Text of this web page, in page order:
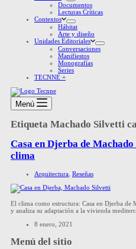
Documentos
Lecturas Críticas
Contextos
Hábitat
Arte y diseño
Unidades Editoriales
Conversaciones
Manifiestos
Monografías
Series
TECNNE +
Menú
Etiqueta Machado Silvetti
Casa en Djerba de
clima
Arquitectura Reseñas
El clima como estructura: Casa en Djerba
y analiza su adaptación a la vivienda
8 enero, 2021
Menú del sitio